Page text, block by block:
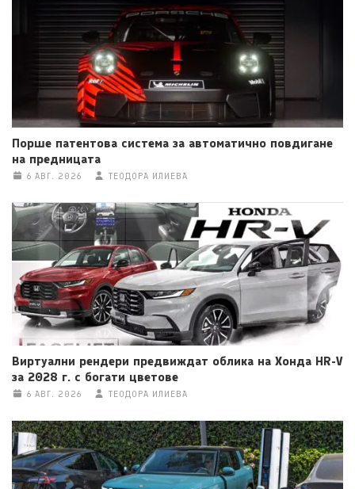
Порше патентова система за автоматично повдигане
на предницата
6 АВГ. 2026 ТЕОДОРА ИЛИЕВА
Виртуални рендери предвиждат облика на Хонда HR-V
за 2028 г. с богати цветове
6 АВГ. 2026 ТЕОДОРА ИЛИЕВА